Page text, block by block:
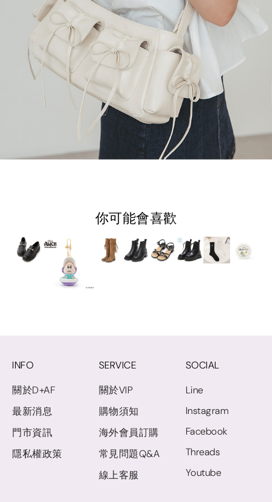
你可能會喜歡
INFO
關於D+AF
最新消息
門市資訊
隱私權政策
SERVICE
關於VIP
購物須知
海外會員訂購
常見問題Q&A
線上客服
SOCIAL
Line
Instagram
Facebook
Threads
Youtube